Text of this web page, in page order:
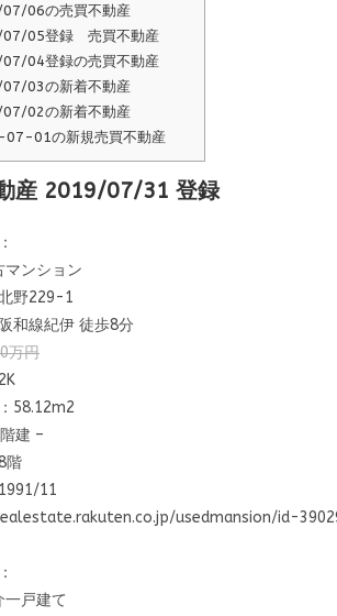
06の売買不動産
05登録 売買不動産
04登録の売買不動産
03の新着不動産
02の新着不動産
01の新規売買不動産
産 2019/07/31 登録
マンション
野229-1
和線紀伊 徒歩8分
万円
58.12m2
建 –
階
11
jp/usedmansion/id-
一戸建て